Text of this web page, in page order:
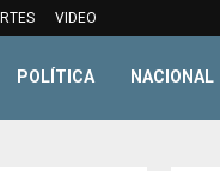
VIDEO
POLÍTICA NACIONAL